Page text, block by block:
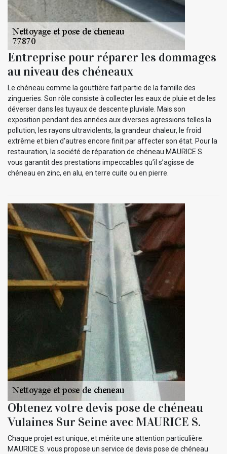
Entreprise pour réparer les dommages
au niveau des chéneaux
Le chéneau comme la gouttière fait partie de la famille des
zingueries. Son rôle consiste à collecter les eaux de pluie et de les
déverser dans les tuyaux de descente pluviale. Mais son
exposition pendant des années aux diverses agressions telles la
pollution, les rayons ultraviolents, la grandeur chaleur, le froid
extrême et bien d’autres encore finit par affecter son état. Pour la
restauration, la société de réparation de chéneau MAURICE S.
vous garantit des prestations impeccables qu’il s’agisse de
chéneau en zinc, en alu, en terre cuite ou en pierre.
Obtenez votre devis pose de chéneau
Vulaines Sur Seine avec MAURICE S.
Chaque projet est unique, et mérite une attention particulière.
MAURICE S. vous propose un service de devis pose de chéneau